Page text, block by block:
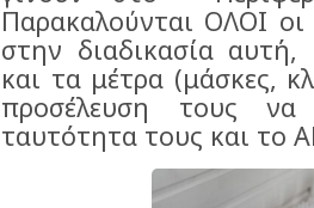
Παρακαλούνται ΟΛΟΙ
στην διαδικασία
και τα μέτρα (μάσκες,
προσέλευση τους
ταυτότητα τους και το